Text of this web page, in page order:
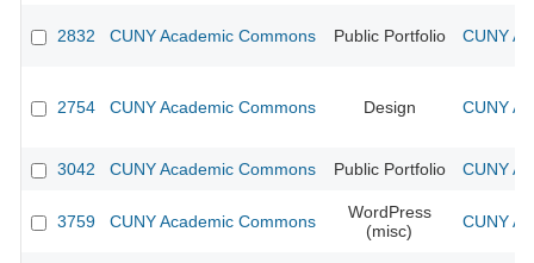
2832 CUNY Academic Commons Public Portfolio CUNY
2754 CUNY Academic Commons Design CUNY
3042 CUNY Academic Commons Public Portfolio CUNY
3759 CUNY Academic Commons
WordPress
(misc)
CUNY